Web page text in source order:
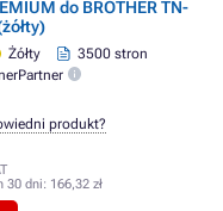
do BROTHER TN-
Żółty
3500 stron
30 dni: 166,32 zł
produkt?